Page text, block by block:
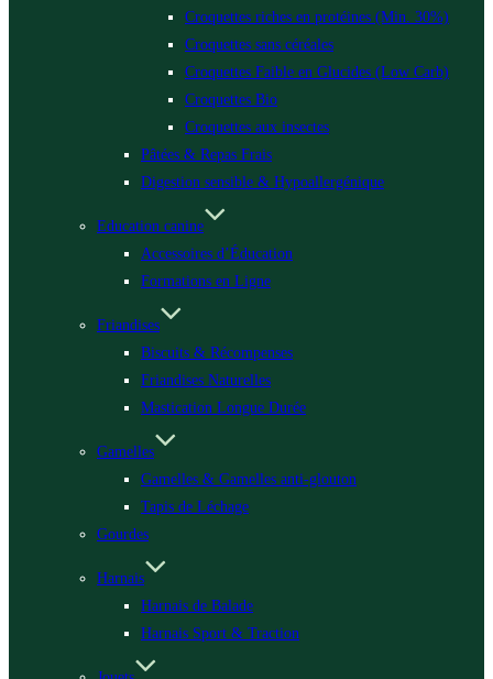
Croquettes riches en protéines (Min. 30%)
Croquettes sans céréales
Croquettes Faible en Glucides (Low Carb)
Croquettes Bio
Croquettes aux insectes
Pâtées & Repas Frais
Digestion sensible & Hypoallergénique
Education canine
Accessoires d’Éducation
Formations en Ligne
Friandises
Biscuits & Récompenses
Friandises Naturelles
Mastication Longue Durée
Gamelles
Gamelles & Gamelles anti-glouton
Tapis de Léchage
Gourdes
Harnais
Harnais de Balade
Harnais Sport & Traction